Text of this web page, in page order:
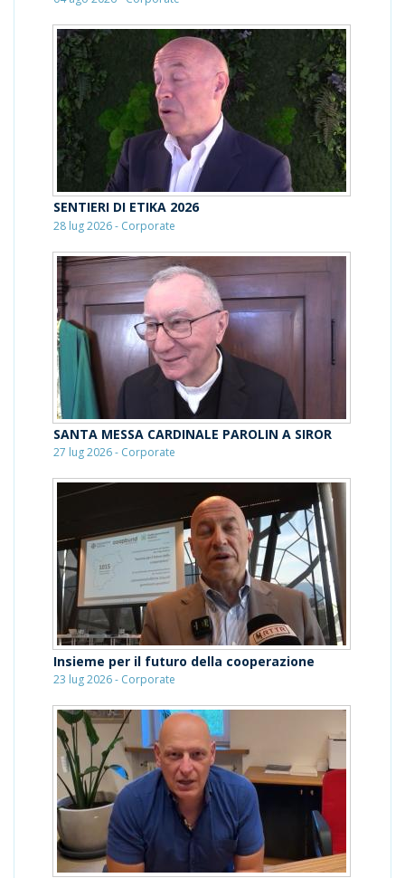
SENTIERI DI ETIKA 2026
28 lug 2026 - Corporate
SANTA MESSA CARDINALE PAROLIN A SIROR
27 lug 2026 - Corporate
Insieme per il futuro della cooperazione
23 lug 2026 - Corporate